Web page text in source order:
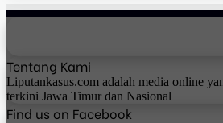
Tentang Kami
Liputankasus.com adalah media online
terkini Jawa Timur dan Nasional
Find us on Facebook